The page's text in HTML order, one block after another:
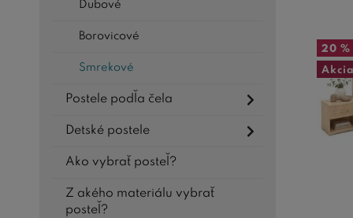
Dubové
Borovicové
Smrekové
Postele podľa čela
Detské postele
Ako vybrať posteľ?
Z akého materiálu vybrať
posteľ?
20 %
Akcia